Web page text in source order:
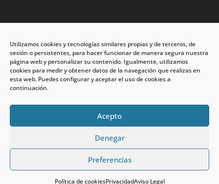
Utilizamos cookies y tecnologías similares propias y de terceros, de
sesión o persistentes, para hacer funcionar de manera segura nuestra
página web y personalizar su contenido. Igualmente, utilizamos
cookies para medir y obtener datos de la navegación que realizas en
esta web. Puedes configurar y aceptar el uso de cookies a
continuación.
Acepto
Denegar
Preferencias
Política de cookiesPrivacidadAviso Legal
Dirección: C/Eleuterio Quintanilla nº67 – Esq. Río de
Oro
CP: 33209, Gijón – Asturias
Teléfono: 985146502 – 647 72 54 95
calzadosmabel.com 2021 © Todos los derechos
reservados.